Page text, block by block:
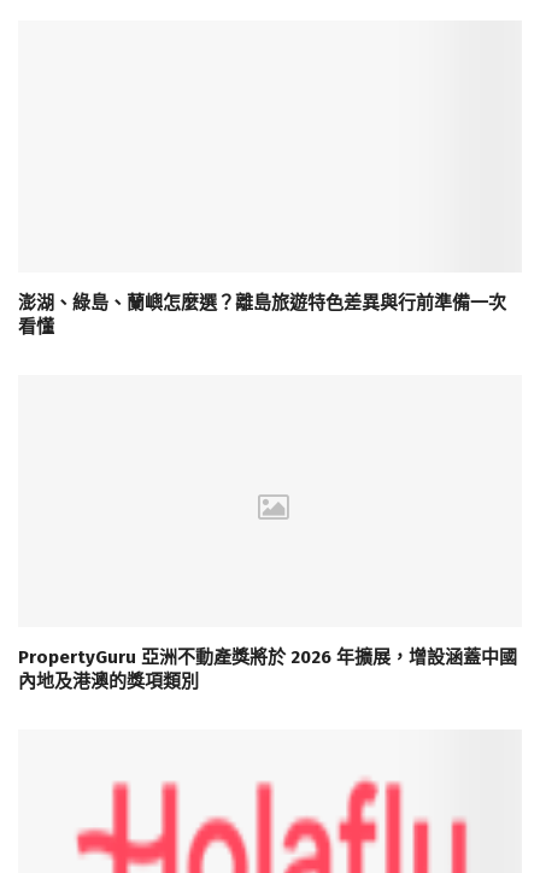
澎湖、綠島、蘭嶼怎麼選？離島旅遊特色差異與行前準備一次
看懂
PropertyGuru 亞洲不動產獎將於 2026 年擴展，增設涵蓋中國
內地及港澳的獎項類別